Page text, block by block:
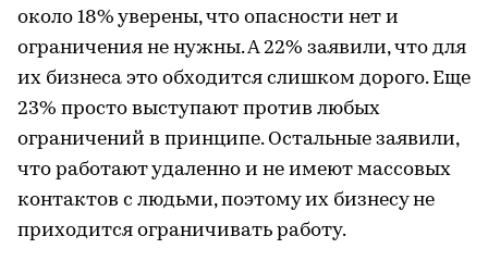
около 18% уверены, что опасности нет и
ограничения не нужны. А 22% заявили, что для
их бизнеса это обходится слишком дорого. Еще
23% просто выступают против любых
ограничений в принципе. Остальные заявили,
что работают удаленно и не имеют массовых
контактов с людьми, поэтому их бизнесу не
приходится ограничивать работу.